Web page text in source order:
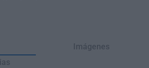
Imágenes